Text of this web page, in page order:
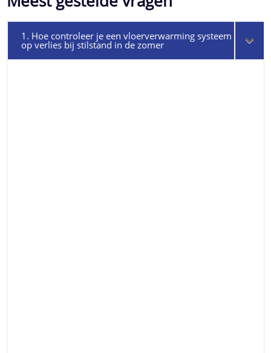
1. Hoe controleer je een vloerverwarming systeem
op verlies bij stilstand in de zomer